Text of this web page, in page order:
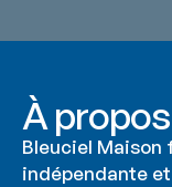
À propos
Bleuciel Maison
indépendante